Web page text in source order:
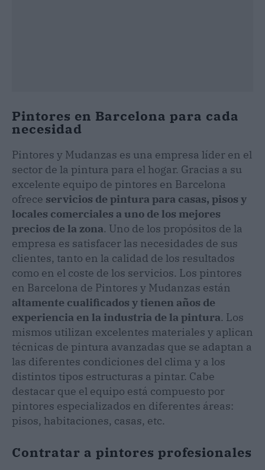
Pintores en Barcelona para cada
necesidad
Pintores y Mudanzas es una empresa líder en el
sector de la pintura para el hogar. Gracias a su
excelente equipo de pintores en Barcelona
ofrece servicios de pintura para casas, pisos y
locales comerciales a uno de los mejores
precios de la zona. Uno de los propósitos de la
empresa es satisfacer las necesidades de sus
clientes, tanto en la calidad de los resultados
como en el coste de los servicios. Los pintores
en Barcelona de Pintores y Mudanzas están
altamente cualificados y tienen años de
experiencia en la industria de la pintura. Los
mismos utilizan excelentes materiales y aplican
técnicas de pintura avanzadas que se adaptan a
las diferentes condiciones del clima y a los
distintos tipos estructuras a pintar. Cabe
destacar que el equipo está compuesto por
pintores especializados en diferentes áreas:
pisos, habitaciones, casas, etc.
Contratar a pintores profesionales